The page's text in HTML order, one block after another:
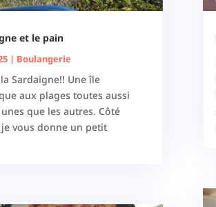
et le pain
| Boulangerie
Sardaigne!! Une île
aux plages toutes aussi
que les autres. Côté
vous donne un petit